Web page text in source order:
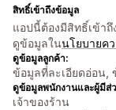
สิทธิ์เข้าถึงข้อมูล
แอปนี้ต้องมีสิทธิ์เข้า
ดูข้อมูลในนโยบายค
ดูข้อมูลลูกค้า:
ข้อมูลที่ละเอียดอ่อน,
ดูข้อมูลพนักงานและผู้มีส่
เจ้าของร้าน